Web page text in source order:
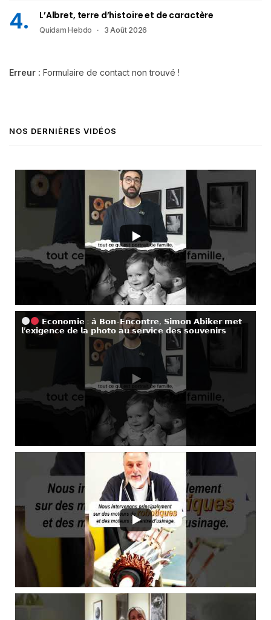
L’Albret, terre d’histoire et de caractère
Quidam Hebdo 3 Août 2026
Erreur : Formulaire de contact non trouvé !
NOS DERNIÈRES VIDÉOS
𝗘𝗰𝗼𝗻𝗼𝗺𝗶𝗲 : 𝗮̀ 𝗕𝗼𝗻-𝗘𝗻𝗰𝗼𝗻𝘁𝗿𝗲, 𝗦𝗶𝗺𝗼𝗻 𝗔𝗯𝗶𝗸𝗲𝗿 𝗺𝗲𝘁
𝗹’𝗲𝘅𝗶𝗴𝗲𝗻𝗰𝗲 𝗱𝗲 𝗹𝗮 𝗽𝗵𝗼𝘁𝗼 𝗮𝘂 𝘀𝗲𝗿𝘃𝗶𝗰𝗲 𝗱𝗲𝘀 𝘀𝗼𝘂𝘃𝗲𝗻𝗶𝗿𝘀